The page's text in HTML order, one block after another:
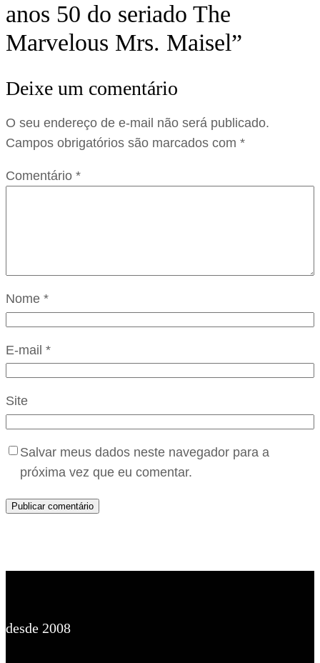
anos 50 do seriado The
Marvelous Mrs. Maisel”
Deixe um comentário
O seu endereço de e-mail não será publicado.
Campos obrigatórios são marcados com *
Comentário *
Nome *
E-mail *
Site
Salvar meus dados neste navegador para a
próxima vez que eu comentar.
desde 2008